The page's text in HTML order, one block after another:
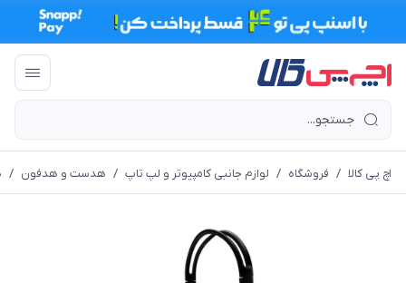
اچ پی کالا / فروشگاه / لوازم جانبی کامپیوتر و لپ تاپ / هدست و هدفون /